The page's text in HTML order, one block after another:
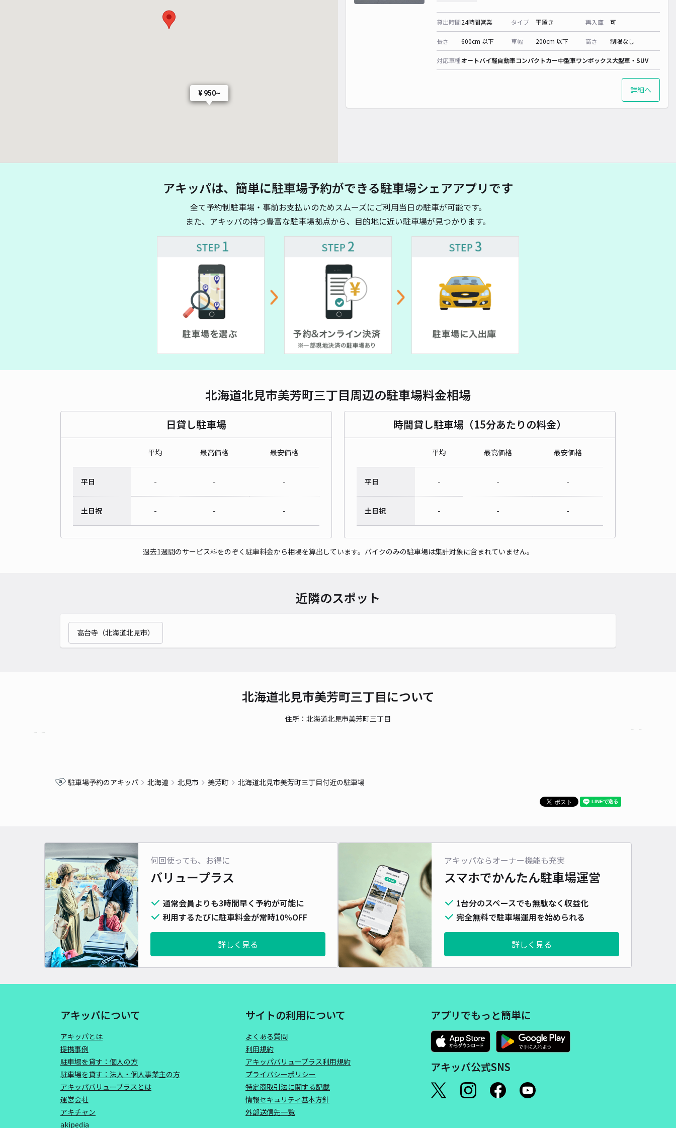
¥ 950~
貸出時間24時間営業 タイプ 平置き 再入庫 可
長さ 600cm 以下 車幅 200cm 以下 高さ 制限なし
対応車種オートバイ軽自動車コンパクトカー中型車ワンボックス大型車・SUV
詳細へ
アキッパは、簡単に駐車場予約ができる駐車場シェアアプリです
全て予約制駐車場・事前お支払いのためスムーズにご利用当日の駐車が可能です。
また、アキッパの持つ豊富な駐車場拠点から、目的地に近い駐車場が見つかります。
北海道北見市美芳町三丁目周辺の駐車場料金相場
日貸し駐車場
平均 最高価格 最安価格
平日 - - -
土日祝 - - -
時間貸し駐車場（15分あたりの料金）
平均 最高価格 最安価格
平日 - - -
土日祝 - - -
過去1週間のサービス料をのぞく駐車料金から相場を算出しています。バイクのみの駐車場は集計対象に含まれていません。
近隣のスポット
高台寺（北海道北見市）
北海道北見市美芳町三丁目について
住所：北海道北見市美芳町三丁目
駐車場予約のアキッパ 北海道 北見市 美芳町 北海道北見市美芳町三丁目付近の駐車場
何回使っても、お得に
バリュープラス
通常会員よりも3時間早く予約が可能に
利用するたびに駐車料金が常時10%OFF
詳しく見る
アキッパならオーナー機能も充実
スマホでかんたん駐車場運営
1台分のスペースでも無駄なく収益化
完全無料で駐車場運用を始められる
詳しく見る
アキッパについて
アキッパとは
提携事例
駐車場を貸す：個人の方
駐車場を貸す：法人・個人事業主の方
アキッパバリュープラスとは
運営会社
アキチャン
akipedia
サイトの利用について
よくある質問
利用規約
アキッパバリュープラス利用規約
プライバシーポリシー
特定商取引法に関する記載
情報セキュリティ基本方針
外部送信先一覧
アプリでもっと簡単に
アキッパ公式SNS